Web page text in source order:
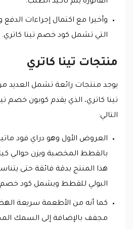
الفاتورة يتم تأكيد الطلب.
وأخيرا مع اكتمال إجراءات الدفع
التي تشمل كود خصم تينا كاتري.
منتجات تينا كاتري
يوجد منتجات رائعة تشمل العديد
تينا كاتري، الذي يقدم كوبون خصم
التالي:
العروض الأول وهو دراي فود
بالقطط المخصبة ويزن حوالي
هذا المنتج بدقة فائقة حتى
البولي للقطط ويشمل كود خصم
كما أنه من الأطعمة سريعة
مجفف بالإضافة إلى السمك